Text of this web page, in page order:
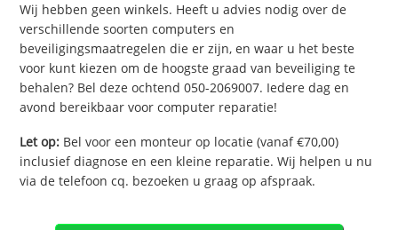
Wij hebben geen winkels. Heeft u advies nodig over de
verschillende soorten computers en
beveiligingsmaatregelen die er zijn, en waar u het beste
voor kunt kiezen om de hoogste graad van beveiliging te
behalen? Bel deze ochtend 050-2069007. Iedere dag en
avond bereikbaar voor computer reparatie!
Let op: Bel voor een monteur op locatie (vanaf €70,00)
inclusief diagnose en een kleine reparatie. Wij helpen u nu
via de telefoon cq. bezoeken u graag op afspraak.